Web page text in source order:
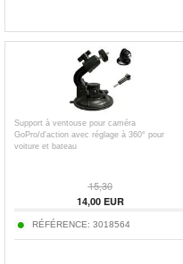
Support à ventouse pour caméra
GoPro/d'action avec réglage à 360° pour
voiture et bateau
15,30
14,00EUR
RÉFÉRENCE: 3018564